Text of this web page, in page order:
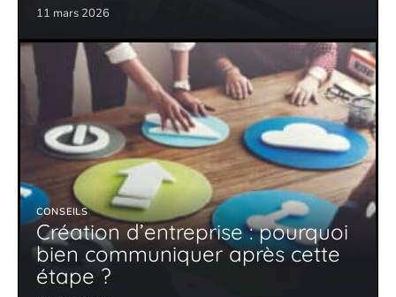
11 mars 2026
CONSEILS
Création d’entreprise : pourquoi
bien communiquer après cette
étape ?